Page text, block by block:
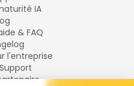
IA
& FAQ
l'entreprise